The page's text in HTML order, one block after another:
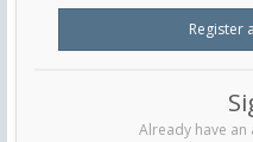
Register
Already have an